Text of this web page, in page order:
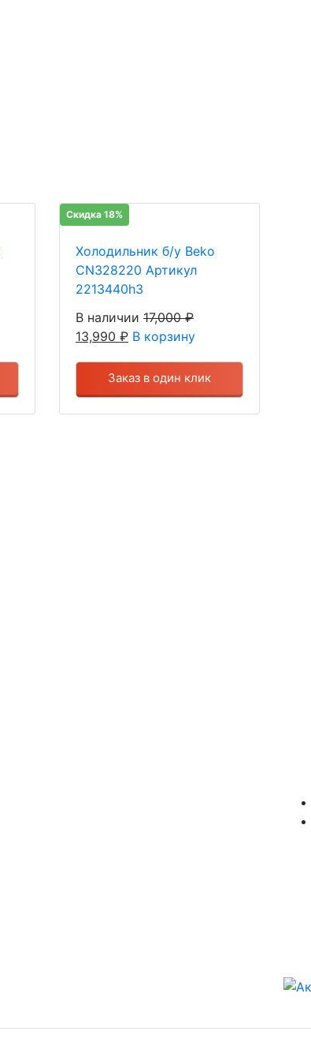
Скидка 18%
Холодильник б/у Beko
CN328220 Артикул
2213440h3
В наличии 17,000₽
13,990 ₽ В корзину
Заказ в один клик